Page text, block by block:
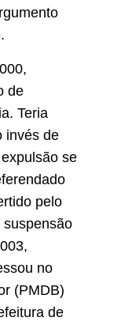
de
Teria
invés de
se
pelo
suspensão
no
(PMDB)
de